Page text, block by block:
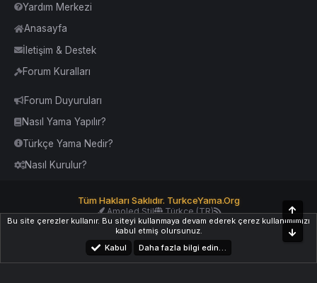
Yardım Merkezi
Anasayfa
İletişim & Destek
Forum Kuralları
Forum Duyuruları
Nasıl Yama Yapılır?
Türkçe Yama Nedir?
Nasıl Kurulur?
Tüm Hakları Saklıdır. TurkceYama.Org
Amoled Stil
Türkçe (TR)
YardımİletişimKurallar Yukarı Dön
Bu site çerezler kullanır. Bu siteyi kullanmaya devam ederek çerez kullanımımızı
kabul etmiş olursunuz.
Kabul
Daha fazla bilgi edin…